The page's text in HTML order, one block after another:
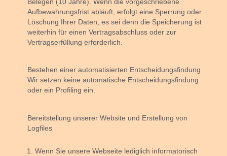
Aufbewahrungsfrist abläuft, erfolgt eine Sperrung oder
Löschung Ihrer Daten, es sei denn die Speicherung ist
weiterhin für einen Vertragsabschluss oder zur
Vertragserfüllung erforderlich.
Bestehen einer automatisierten Entscheidungsfindung
Wir setzen keine automatische Entscheidungsfindung
oder ein Profiling ein.
Bereitstellung unserer Website und Erstellung von
Logfiles
Wenn Sie unsere Webseite lediglich informatorisch